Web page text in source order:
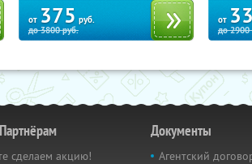
от 375 руб.
до3800руб.
от
до2900
сделаем акцию!
Документы
Агентский